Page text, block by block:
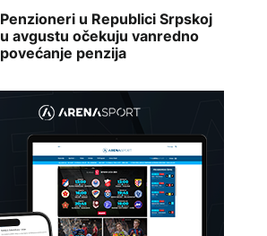
Penzioneri u Republici Srpskoj
u avgustu očekuju vanredno
povećanje penzija